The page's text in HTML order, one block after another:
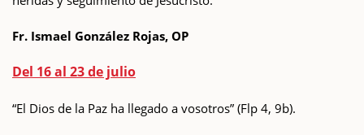
Fr. Ismael González Rojas, OP
Del 16 al 23 de julio
“El Dios de la Paz ha llegado a vosotros” (Flp 4, 9b).